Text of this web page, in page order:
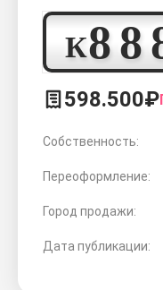
К8
598.500₽
Собственность:
Переоформление:
Город продажи:
Дата публикации: